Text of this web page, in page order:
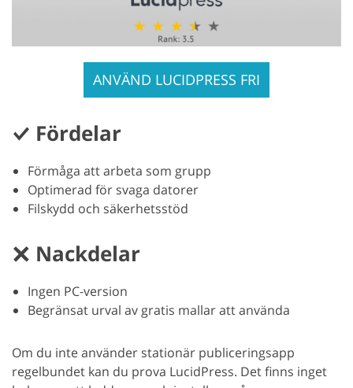
ANVÄND LUCIDPRESS FRI
Fördelar
Förmåga att arbeta som grupp
Optimerad för svaga datorer
Filskydd och säkerhetsstöd
Nackdelar
Ingen PC-version
Begränsat urval av gratis mallar att använda
Om du inte använder stationär publiceringsapp
regelbundet kan du prova LucidPress. Det finns inget